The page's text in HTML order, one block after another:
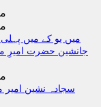
جانشین حضرت امیرِ
سجادہ نشین